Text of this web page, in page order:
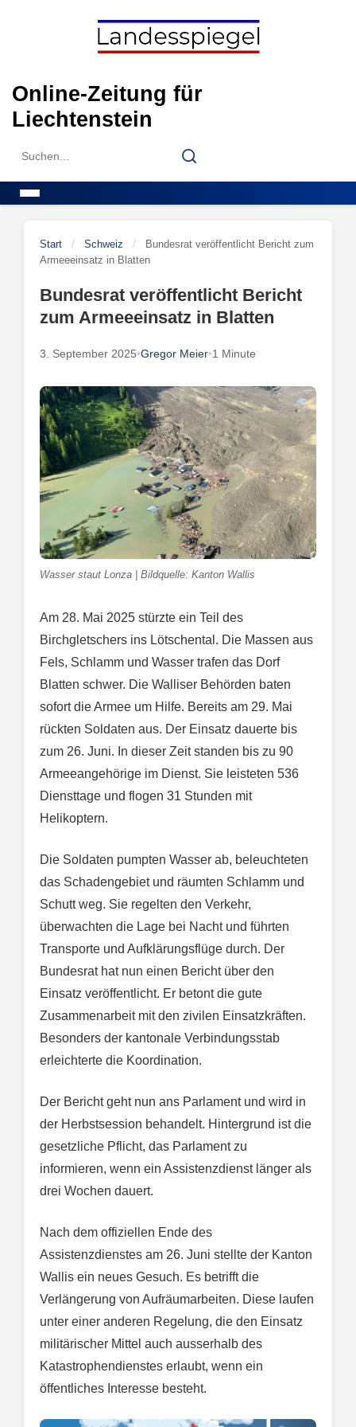
Online-Zeitung für
Liechtenstein
Search
Search
Start / Schweiz /
Bundesrat veröffentlicht Bericht zum
Armeeeinsatz in Blatten
Bundesrat veröffentlicht Bericht
zum Armeeeinsatz in Blatten
3. September 2025•Gregor Meier•1 Minute
Wasser staut Lonza | Bildquelle: Kanton Wallis
Am 28. Mai 2025 stürzte ein Teil des
Birchgletschers ins Lötschental. Die Massen aus
Fels, Schlamm und Wasser trafen das Dorf
Blatten schwer. Die Walliser Behörden baten
sofort die Armee um Hilfe. Bereits am 29. Mai
rückten Soldaten aus. Der Einsatz dauerte bis
zum 26. Juni. In dieser Zeit standen bis zu 90
Armeeangehörige im Dienst. Sie leisteten 536
Diensttage und flogen 31 Stunden mit
Helikoptern.
Die Soldaten pumpten Wasser ab, beleuchteten
das Schadengebiet und räumten Schlamm und
Schutt weg. Sie regelten den Verkehr,
überwachten die Lage bei Nacht und führten
Transporte und Aufklärungsflüge durch. Der
Bundesrat hat nun einen Bericht über den
Einsatz veröffentlicht. Er betont die gute
Zusammenarbeit mit den zivilen Einsatzkräften.
Besonders der kantonale Verbindungsstab
erleichterte die Koordination.
Der Bericht geht nun ans Parlament und wird in
der Herbstsession behandelt. Hintergrund ist die
gesetzliche Pflicht, das Parlament zu
informieren, wenn ein Assistenzdienst länger als
drei Wochen dauert.
Nach dem offiziellen Ende des
Assistenzdienstes am 26. Juni stellte der Kanton
Wallis ein neues Gesuch. Es betrifft die
Verlängerung von Aufräumarbeiten. Diese laufen
unter einer anderen Regelung, die den Einsatz
militärischer Mittel auch ausserhalb des
Katastrophendienstes erlaubt, wenn ein
öffentliches Interesse besteht.